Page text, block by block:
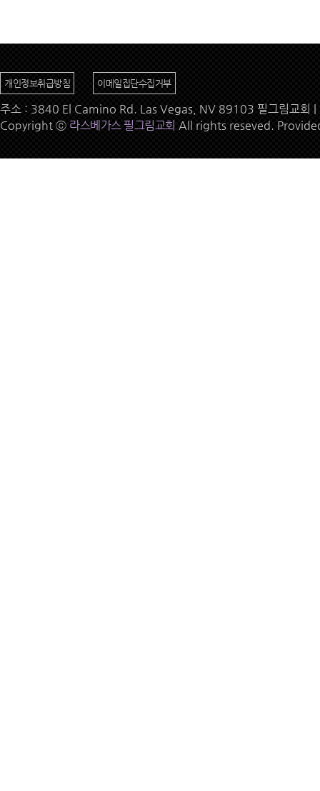
개인정보취급방침 이메일집단수집거부
주소 : 3840 El Camino Rd. Las Vegas, NV 89103 필그림교
Copyright ⓒ 라스베가스 필그림교회 All rights reseved.